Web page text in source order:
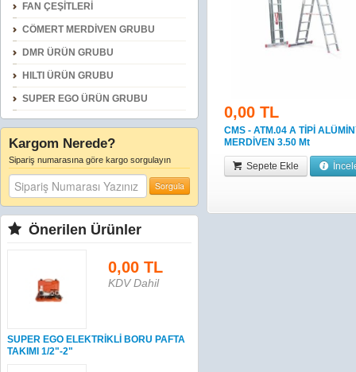
FAN ÇEŞİTLERİ
CÖMERT MERDİVEN GRUBU
DMR ÜRÜN GRUBU
HILTI ÜRÜN GRUBU
SUPER EGO ÜRÜN GRUBU
Kargom Nerede?
Sipariş numarasına göre kargo sorgulayın
Sorgula
Önerilen Ürünler
0,00 TL
KDV Dahil
SUPER EGO ELEKTRİKLİ BORU PAFTA
TAKIMI 1/2"-2"
0,00 TL
CMS - ATM.04 A TİPİ
MERDİVEN 3.50 Mt
Sepete Ekle